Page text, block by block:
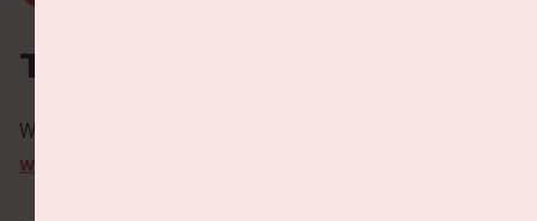
Tickets
Wil je kijken of je tickets kan bemachtigen? Via de
website van Mojo